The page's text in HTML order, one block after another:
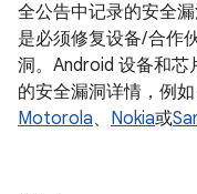
全公告中记录的安全
是必须修复设备/ 合作
洞。Android 设备和芯
的安全漏洞详情，例如
Motorola、 Nokia或